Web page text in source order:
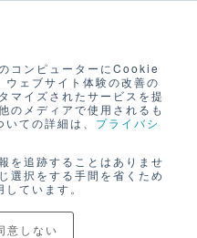
コンピューターにCookie
ェブサイト体験の改善の
マイズされたサービスを提
のメディアで使用されるも
ての詳細は、 プライバシ
を追跡することはありませ
選択をする手間を省くため
ています。
意しない
ログイン
無料アカウント登録
PARTNERS
路開拓の課題解決へ
築し、